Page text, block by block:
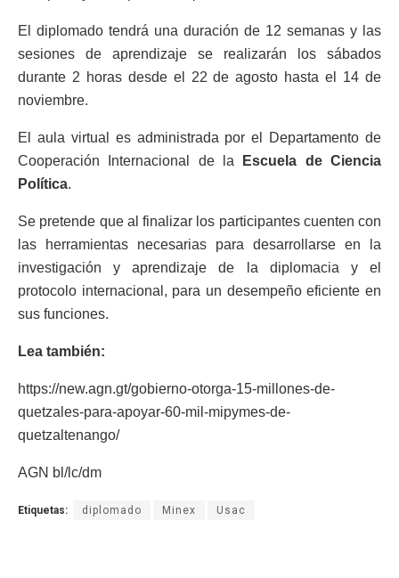
El diplomado tendrá una duración de 12 semanas y las
sesiones de aprendizaje se realizarán los sábados
durante 2 horas desde el 22 de agosto hasta el 14 de
noviembre.
El aula virtual es administrada por el Departamento de
Cooperación Internacional de la
Escuela de Ciencia
Política.
Se pretende que al finalizar los participantes cuenten con
las herramientas necesarias para desarrollarse en la
investigación y aprendizaje de la diplomacia y el
protocolo internacional, para un desempeño eficiente en
sus funciones.
Lea también:
https://new.agn.gt/gobierno-otorga-15-millones-de-
quetzales-para-apoyar-60-mil-mipymes-de-
quetzaltenango/
AGN bl/lc/dm
Etiquetas: diplomado Minex Usac